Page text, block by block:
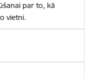
par to, kā
vietni.